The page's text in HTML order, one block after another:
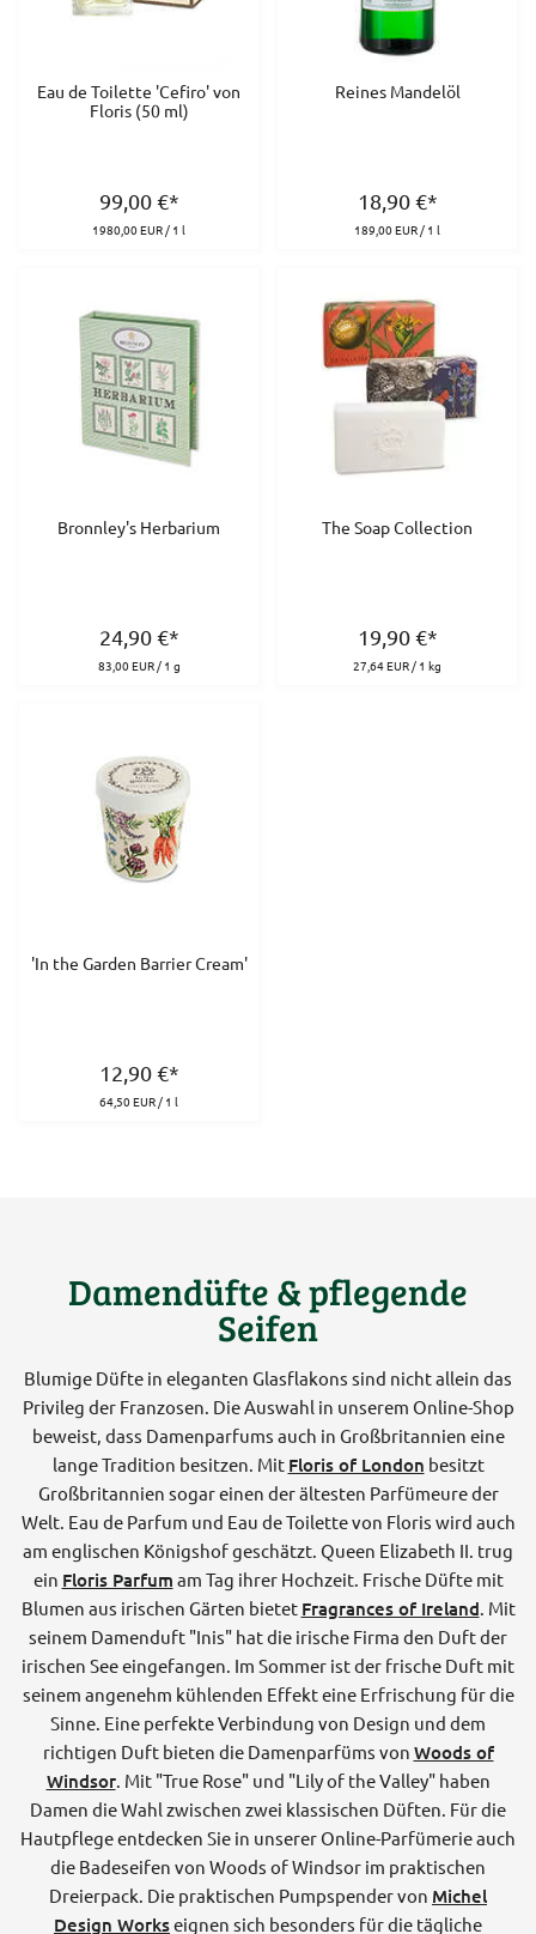
Eau de Toilette 'Cefiro' von
Floris (50 ml)
99,00€*
1980,00 EUR / 1 l
Reines Mandelöl
18,90€*
189,00 EUR / 1 l
Bronnley's Herbarium
24,90€*
83,00 EUR / 1 g
The Soap Collection
19,90€*
27,64 EUR / 1 kg
'In the Garden Barrier Cream'
12,90€*
64,50 EUR / 1 l
Damendüfte & pflegende
Seifen
Blumige Düfte in eleganten Glasflakons sind nicht allein das
Privileg der Franzosen. Die Auswahl in unserem Online-Shop
beweist, dass Damenparfums auch in Großbritannien eine
lange Tradition besitzen. Mit Floris of London besitzt
Großbritannien sogar einen der ältesten Parfümeure der
Welt. Eau de Parfum und Eau de Toilette von Floris wird auch
am englischen Königshof geschätzt. Queen Elizabeth II. trug
ein Floris Parfum am Tag ihrer Hochzeit. Frische Düfte mit
Blumen aus irischen Gärten bietet Fragrances of Ireland. Mit
seinem Damenduft "Inis" hat die irische Firma den Duft der
irischen See eingefangen. Im Sommer ist der frische Duft mit
seinem angenehm kühlenden Effekt eine Erfrischung für die
Sinne. Eine perfekte Verbindung von Design und dem
richtigen Duft bieten die Damenparfüms von Woods of
Windsor. Mit "True Rose" und "Lily of the Valley" haben
Damen die Wahl zwischen zwei klassischen Düften. Für die
Hautpflege entdecken Sie in unserer Online-Parfümerie auch
die Badeseifen von Woods of Windsor im praktischen
Dreierpack. Die praktischen Pumpspender von Michel
Design Workseignen sich besonders für die tägliche